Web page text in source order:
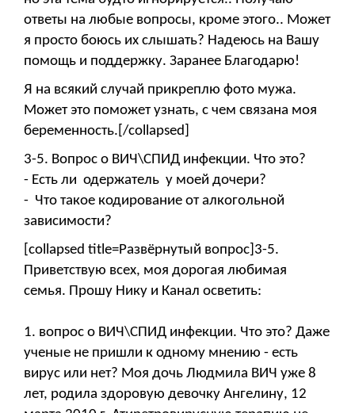
ответы на любые вопросы, кроме этого.. Может
я просто боюсь их слышать? Надеюсь на Вашу
помощь и поддержку. Заранее Благодарю!
Я на всякий случай прикреплю фото мужа.
Может это поможет узнать, с чем связана моя
беременность.[/collapsed]
3-5. Вопрос о ВИЧ\СПИД инфекции. Что это?
- Есть ли одержатель у моей дочери?
- Что такое кодирование от алкогольной
зависимости?
[collapsed title=Развёрнутый вопрос]3-5.
Приветствую всех, моя дорогая любимая
семья. Прошу Нику и Канал осветить:
1. вопрос о ВИЧ\СПИД инфекции. Что это? Даже
ученые не пришли к одному мнению - есть
вирус или нет? Моя дочь Людмила ВИЧ уже 8
лет, родила здоровую девочку Ангелину, 12